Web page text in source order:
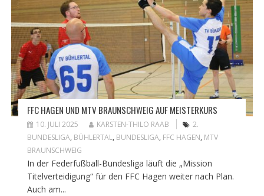
FFC HAGEN UND MTV BRAUNSCHWEIG AUF MEISTERKURS
10. JULI 2025 KARSTEN-THILO RAAB
2.
BUNDESLIGA, BÜHLERTAL, BUNDESLIGA, FFC HAGEN, MTV
BRAUNSCHWEIG
In der Federfußball-Bundesliga läuft die „Mission
Titelverteidigung“ für den FFC Hagen weiter nach Plan.
Auch am...